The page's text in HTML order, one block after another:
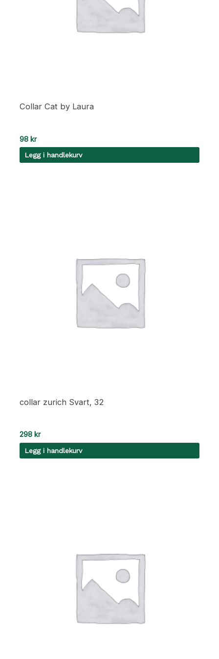
Collar Cat by Laura
98 kr
Legg i handlekurv
collar zurich Svart, 32
298 kr
Legg i handlekurv